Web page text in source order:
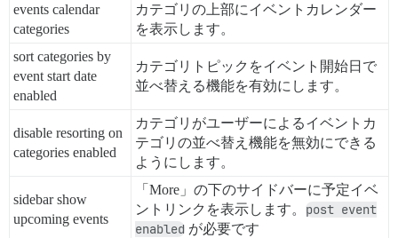
events calendar
categories
カテゴリの上部にイベントカレンダー
を表示します。
sort categories by
event start date
enabled
カテゴリトピックをイベント開始日で
並べ替える機能を有効にします。
disable resorting on
categories enabled
カテゴリがユーザーによるイベントカ
テゴリの並べ替え機能を無効にできる
ようにします。
sidebar show
upcoming events
「More」の下のサイドバーに予定イベ
ントリンクを表示します。 post event
enabled が必要です